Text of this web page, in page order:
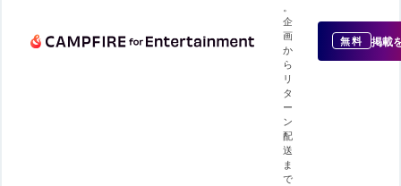
企
画
か
ら
リ
タ
ー
ン
配
送
ま
で
無料 掲載